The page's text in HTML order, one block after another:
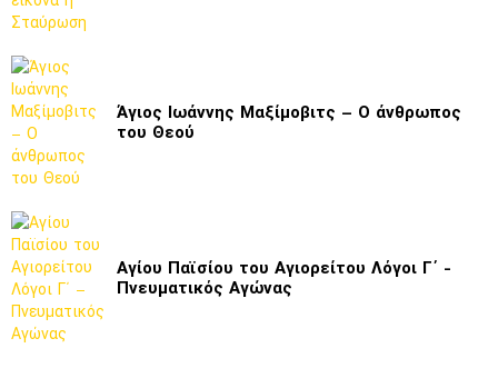
Άγιος Ιωάννης Μαξίμοβιτς – Ο άνθρωπος
του Θεού
Αγίου Παϊσίου του Αγιορείτου Λόγοι Γ΄ -
Πνευματικός Αγώνας